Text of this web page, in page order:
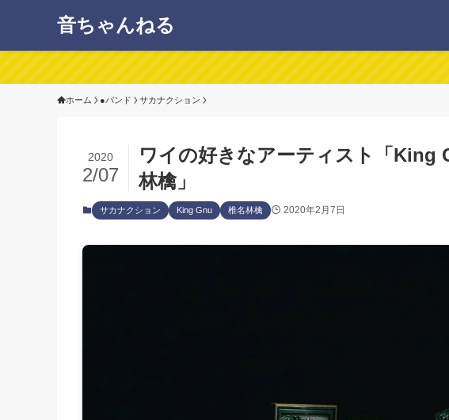
音ちゃんねる
ホーム ●バンド サカナクション
ワイの好きなアーティスト「King
林檎」
2020
2/07
サカナクション King Gnu 椎名林檎 2020年2月7日